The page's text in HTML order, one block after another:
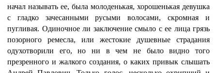
начал называть ее, была молоденькая, хорошенькая девушка
с гладко зачесанными русыми волосами, скромная и
пугливая. Одиночное ли заключение смыло с ее лица грязь
позорного ремесла, или жестокие душевные страдания
одухотворили его, но ни в чем не было видно того
презренного и жалкого создания, о каких привык слышать